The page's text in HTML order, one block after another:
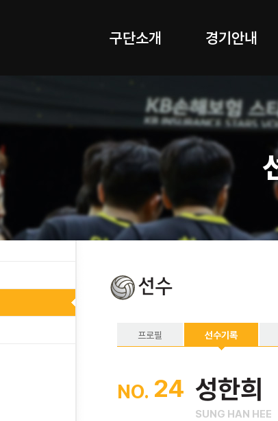
구단소개 경기안내
프로필 선수기록
NO. 24 성한희
SUNG HAN HEE